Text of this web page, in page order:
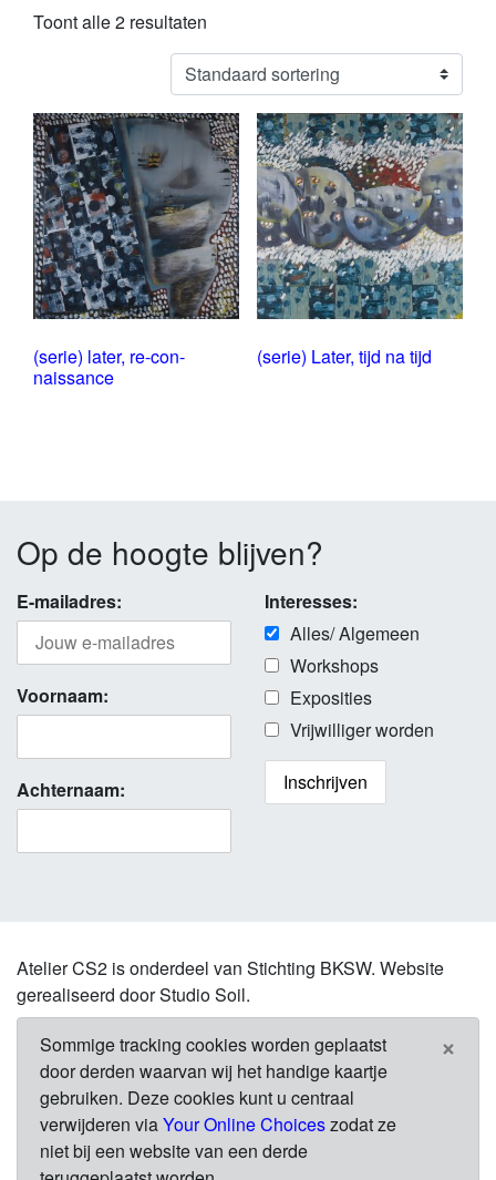
Toont alle 2 resultaten
(serie) later, re-con-
naissance
(serie) Later, tijd na tijd
Op de hoogte blijven?
E-mailadres:
Voornaam:
Achternaam:
Interesses:
Alles/ Algemeen
Workshops
Exposities
Vrijwilliger worden
Atelier CS2 is onderdeel van Stichting BKSW. Website
gerealiseerd door Studio Soil.
Sommige tracking cookies worden geplaatst
door derden waarvan wij het handige kaartje
gebruiken. Deze cookies kunt u centraal
verwijderen viaYour Online Choiceszodat ze
niet bij een website van een derde
×